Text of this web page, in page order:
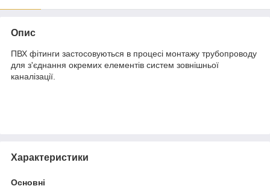
Опис
ПВХ фітинги застосовуються в процесі монтажу трубопроводу
для з'єднання окремих елементів систем зовнішньої
каналізації.
Характеристики
Основні